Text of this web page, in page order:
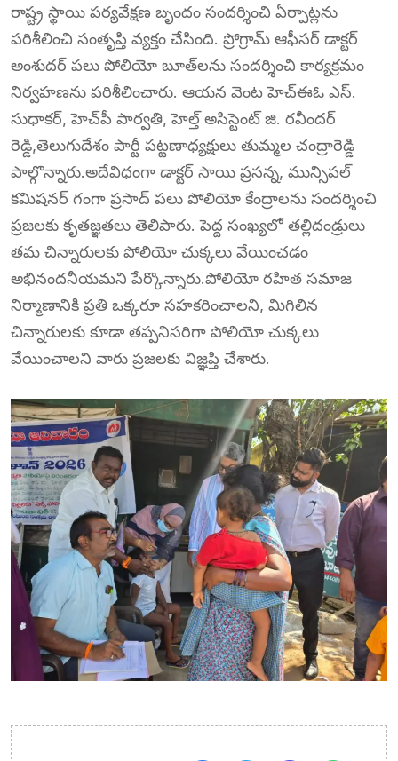
రాష్ట్ర స్థాయి పర్యవేక్షణ బృందం సందర్శించి ఏర్పాట్లను
పరిశీలించి సంతృప్తి వ్యక్తం చేసింది. ప్రోగ్రామ్ ఆఫీసర్ డాక్టర్
అంశుదర్ పలు పోలియో బూత్‌లను సందర్శించి కార్యక్రమం
నిర్వహణను పరిశీలించారు. ఆయన వెంట హెచ్‌ఈఓ ఎస్.
సుధాకర్, హెచ్‌పీ పార్వతి, హెల్త్ అసిస్టెంట్ జి. రవీందర్
రెడ్డి,తెలుగుదేశం పార్టీ పట్టణాధ్యక్షులు తుమ్మల చంద్రారెడ్డి
పాల్గొన్నారు.అదేవిధంగా డాక్టర్ సాయి ప్రసన్న, మున్సిపల్
కమిషనర్ గంగా ప్రసాద్ పలు పోలియో కేంద్రాలను సందర్శించి
ప్రజలకు కృతజ్ఞతలు తెలిపారు. పెద్ద సంఖ్యలో తల్లిదండ్రులు
తమ చిన్నారులకు పోలియో చుక్కలు వేయించడం
అభినందనీయమని పేర్కొన్నారు.పోలియో రహిత సమాజ
నిర్మాణానికి ప్రతి ఒక్కరూ సహకరించాలని, మిగిలిన
చిన్నారులకు కూడా తప్పనిసరిగా పోలియో చుక్కలు
వేయించాలని వారు ప్రజలకు విజ్ఞప్తి చేశారు.